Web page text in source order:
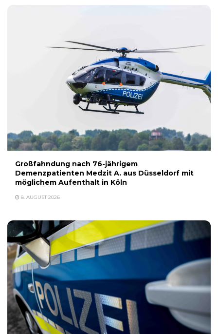
Großfahndung nach 76-jährigem
Demenzpatienten Medzit A. aus Düsseldorf mit
möglichem Aufenthalt in Köln
8. AUGUST 2026